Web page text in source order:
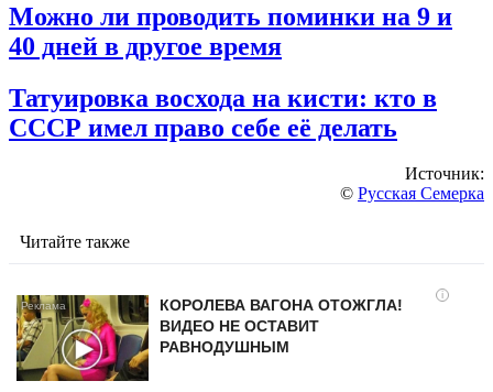
Можно ли проводить поминки на 9 и
40 дней в другое время
Татуировка восхода на кисти: кто в
СССР имел право себе её делать
Источник:
© Русская Семерка
Читайте также
i
КОРОЛЕВА ВАГОНА ОТОЖГЛА!
ВИДЕО НЕ ОСТАВИТ
РАВНОДУШНЫМ